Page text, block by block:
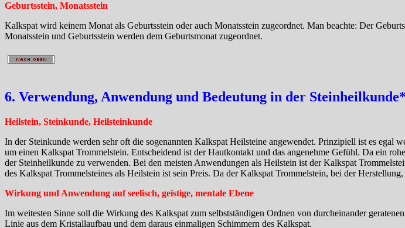
Geburtsstein, Monatsstein
Kalkspat wird keinem Monat als Geburtsstein oder auch Monatsstein zugeordnet. Man beachte: Der
Monatsstein und Geburtsstein werden dem Geburtsmonat zugeordnet.
6. Verwendung, Anwendung und Bedeutung in der Steinheilkunde*
Heilstein, Steinkunde, Heilsteinkunde
In der Steinkunde werden sehr oft die sogenannten Kalkspat Heilsteine angewendet. Prinzipiell ist es egal
um einen Kalkspat Trommelstein. Entscheidend ist der Hautkontakt und das angenehme Gefühl. Da ein
der Steinheilkunde zu verwenden. Bei den meisten Anwendungen als Heilstein ist der Kalkspat
des Kalkspat Trommelsteines als Heilstein ist sein Preis. Da der Kalkspat Trommelstein, bei der
Wirkung und Anwendung auf seelisch, geistige, mentale Ebene
Im weitesten Sinne soll die Wirkung des Kalkspat zum selbstständigen Ordnen von durcheinander
Linie aus dem Kristallaufbau und dem daraus einmaligen Schimmern des Kalkspat.